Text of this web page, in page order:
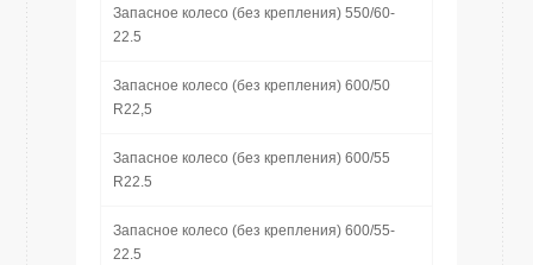
Запасное колесо (без крепления) 550/60-
22.5
Запасное колесо (без крепления) 600/50
R22,5
Запасное колесо (без крепления) 600/55
R22.5
Запасное колесо (без крепления) 600/55-
22.5